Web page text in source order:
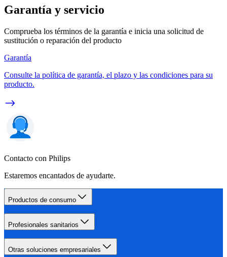
Garantía y servicio
Comprueba los términos de la garantía e inicia una solicitud de
sustitución o reparación del producto
Garantía
Consulte la política de garantía, el plazo y las condiciones para su
producto.
Contacto con Philips
Estaremos encantados de ayudarte.
Productos de consumo
Profesionales sanitarios
Otras soluciones empresariales